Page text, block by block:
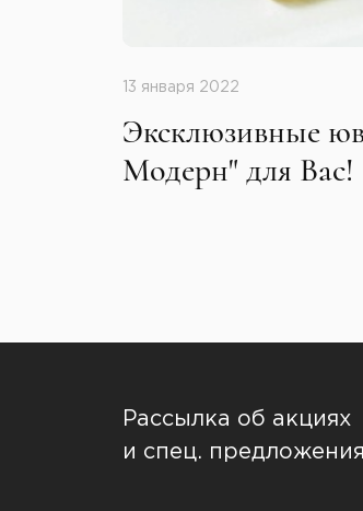
13 января 2022
Эксклюзивные
Модерн" для Вас!
Рассылка об акциях
и спец.